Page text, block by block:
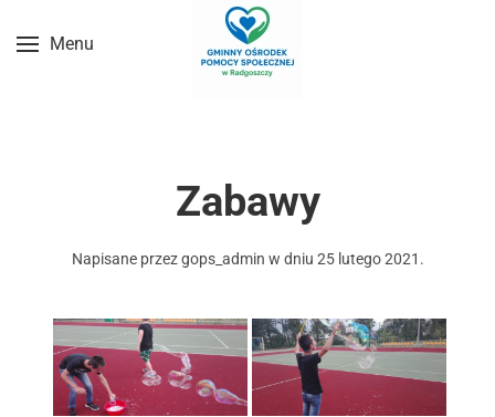
Przejdź do treści głównej
Menu
Zabawy
Napisane przezgops_admin w dniu 25 lutego 2021 .